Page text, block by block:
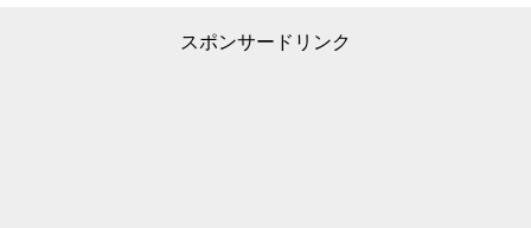
スポンサードリンク